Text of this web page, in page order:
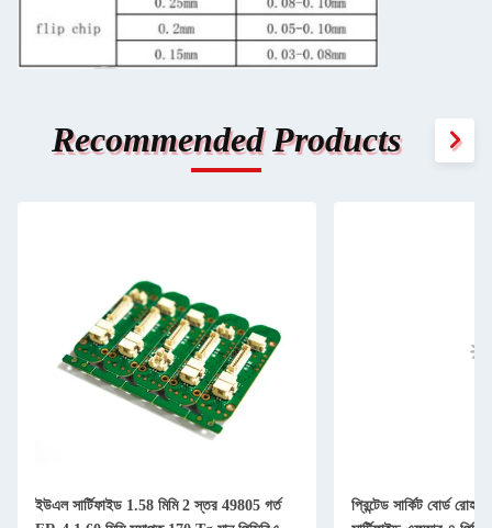
Recommended Products
ইউএল সার্টিফাইড 1.58 মিমি 2 স্তর 49805 গর্ত
প্রিন্টেড সার্কিট বোর্ড